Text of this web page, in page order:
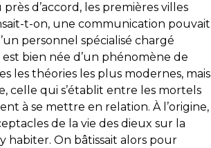
d’accord, les premières villes
t-on, une communication pouvait
personnel spécialisé chargé
bien née d’un phénomène de
les théories les plus modernes, mais
celle qui s’établit entre les mortels
à se mettre en relation. À l’origine,
de la vie des dieux sur la
habiter. On bâtissait alors pour